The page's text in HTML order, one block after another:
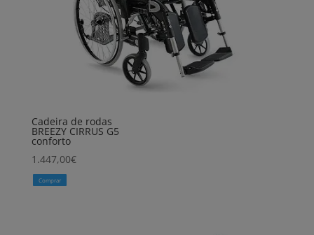
Cadeira de rodas
BREEZY CIRRUS G5
conforto
1.447,00€
Comprar